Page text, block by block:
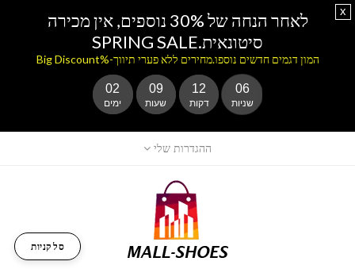
ההגדרות שלי
סל קניות
לאחר הנחה של 30% נוספים, אין מכירה
סיטונאית.SPRING SALE
המון דגמים חדשים נוספו.מחירים ללא פערי תיווך-%Big Discount
02
ימים
09
שעות
12
דקות
06
שניות
x